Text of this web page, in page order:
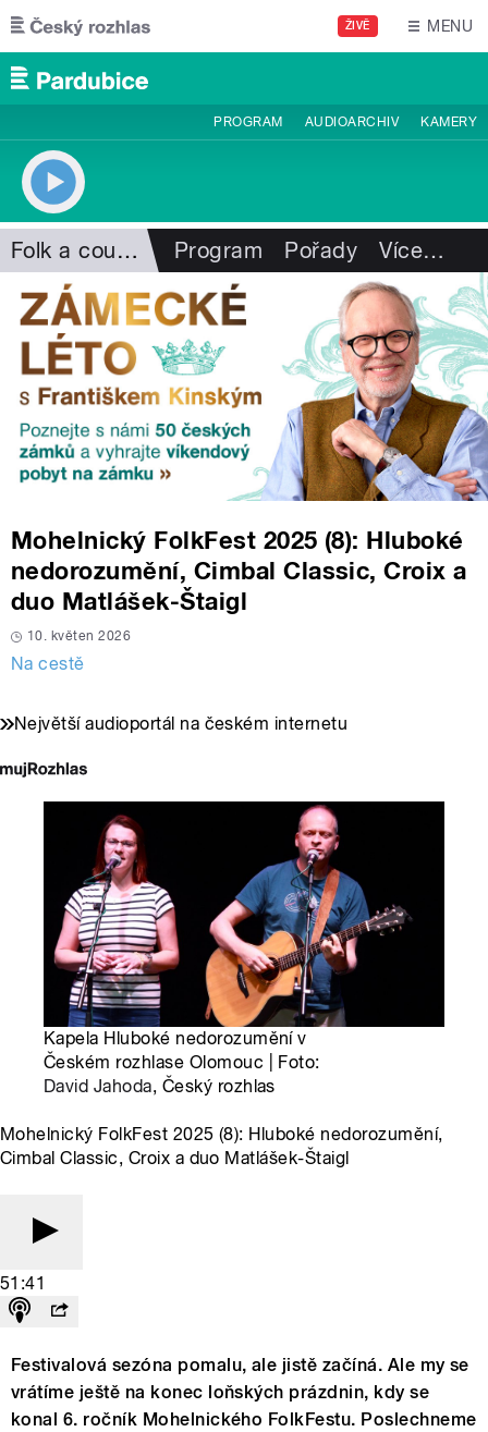
Přejít k hlavnímu obsahu
ŽIVĚ MENU
PROGRAM AUDIOARCHIV KAMERY
Folk a country Program Pořady Více…
Mohelnický FolkFest 2025 (8): Hluboké
nedorozumění, Cimbal Classic, Croix a
duo Matlášek-Štaigl
10. květen 2026
Na cestě
Největší audioportál na českém internetu
Kapela Hluboké nedorozumění v
Českém rozhlase Olomouc | Foto:
David Jahoda, Český rozhlas
Mohelnický FolkFest 2025 (8): Hluboké nedorozumění,
Cimbal Classic, Croix a duo Matlášek-Štaigl
51:41
Festivalová sezóna pomalu, ale jistě začíná. Ale my se
vrátíme ještě na konec loňských prázdnin, kdy se
konal 6. ročník Mohelnického FolkFestu. Poslechneme